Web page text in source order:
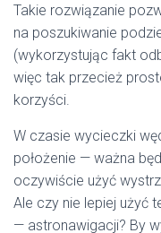
Takie rozwiązanie
na poszukiwanie
(wykorzystując fakt
więc tak przecież
korzyści.
W czasie wycieczki
położenie — ważna
oczywiście użyć
Ale czy nie lepiej użyć
— astronawigacji? By